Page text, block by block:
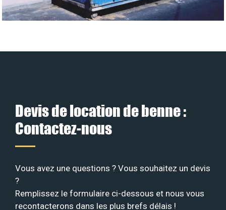
Devis de location de benne :
Contactez-nous
Vous avez une questions ? Vous souhaitez un devis
?
Remplissez le formulaire ci-dessous et nous vous
recontacterons dans les plus brefs délais !